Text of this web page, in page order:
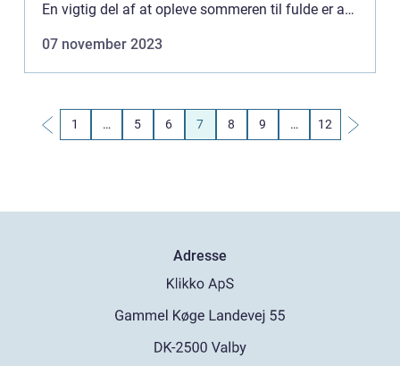
En vigtig del af at opleve sommeren til fulde er at
Sommer aftensmad er m...
07 november 2023
1 … 5 6 7 8 9 … 12
Adresse